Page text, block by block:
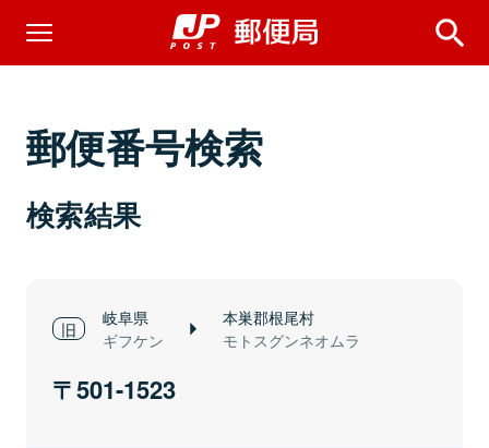
郵便番号検索
検索結果
岐阜県
ギフケン
本巣郡根尾村
モトスグンネオムラ
501-1523